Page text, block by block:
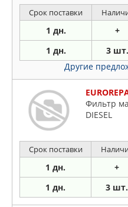
Срок поставки
1 дн. +
1 дн. 3 шт.
Другие
Фильтр
DIESEL
Срок поставки
1 дн. +
1 дн. 3 шт.